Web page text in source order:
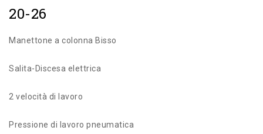
20-26
Manettone a colonna Bisso
Salita-Discesa elettrica
2 velocità di lavoro
Pressione di lavoro pneumatica